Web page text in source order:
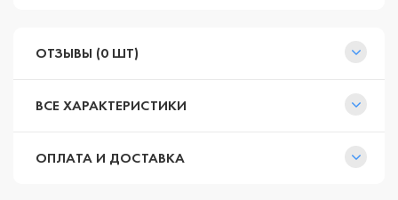
ОТЗЫВЫ (0 ШТ)
ВСЕ ХАРАКТЕРИСТИКИ
ОПЛАТА И ДОСТАВКА